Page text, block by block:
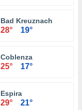
Bad Kreuznach
28° 19°
Coblenza
25° 17°
Espira
29° 21°